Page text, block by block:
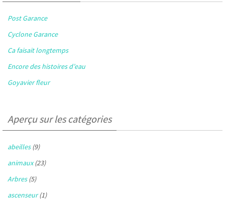
Post Garance
Cyclone Garance
Ca faisait longtemps
Encore des histoires d’eau
Goyavier fleur
Aperçu sur les catégories
abeilles(9)
animaux(23)
Arbres(5)
ascenseur(1)